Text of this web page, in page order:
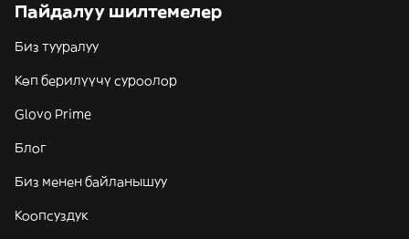
Пайдалуу шилтемелер
Биз тууралуу
Көп берилүүчү суроолор
Glovo Prime
Блог
Биз менен байланышуу
Коопсуздук